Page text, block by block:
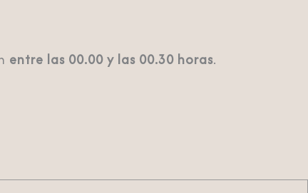
entre las 00.00 y las 00.30 horas.